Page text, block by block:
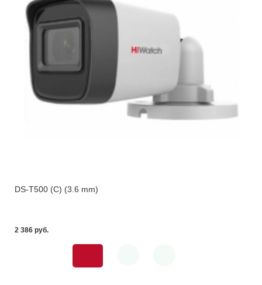
DS-T500 (С) (3.6 mm)
2 386 pуб.